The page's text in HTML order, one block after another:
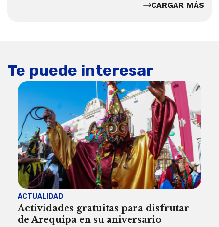
CARGAR MÁS
Te puede interesar
ACTUALIDAD
Actividades gratuitas para disfrutar
de Arequipa en su aniversario